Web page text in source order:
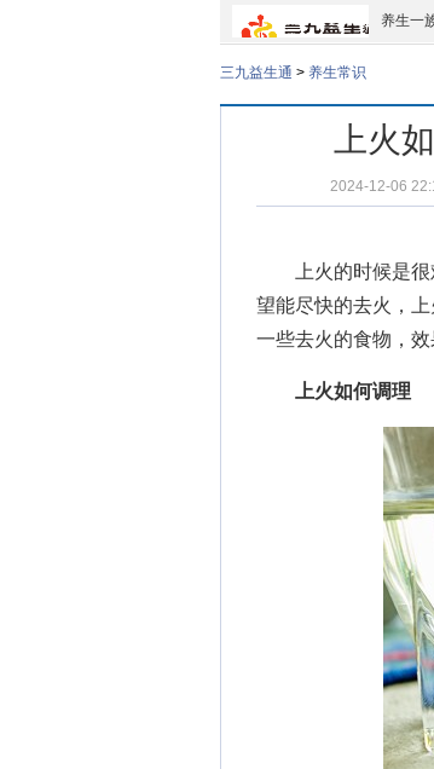
养生一
三九益生通 > 养生常识
上火
2024-12-06
上火的时候是很
望能尽快的去火，
一些去火的食物，效
上火如何调理